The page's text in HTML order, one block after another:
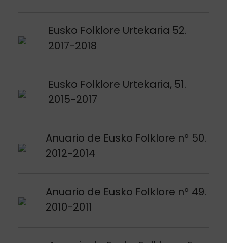
Eusko Folklore Urtekaria 52.
2017-2018
Argitalpena ikusi
Eusko Folklore Urtekaria, 51.
2015-2017
Argitalpena ikusi
Anuario de Eusko Folklore nº 50.
2012-2014
Argitalpena ikusi
Anuario de Eusko Folklore nº 49.
2010-2011
Argitalpena ikusi